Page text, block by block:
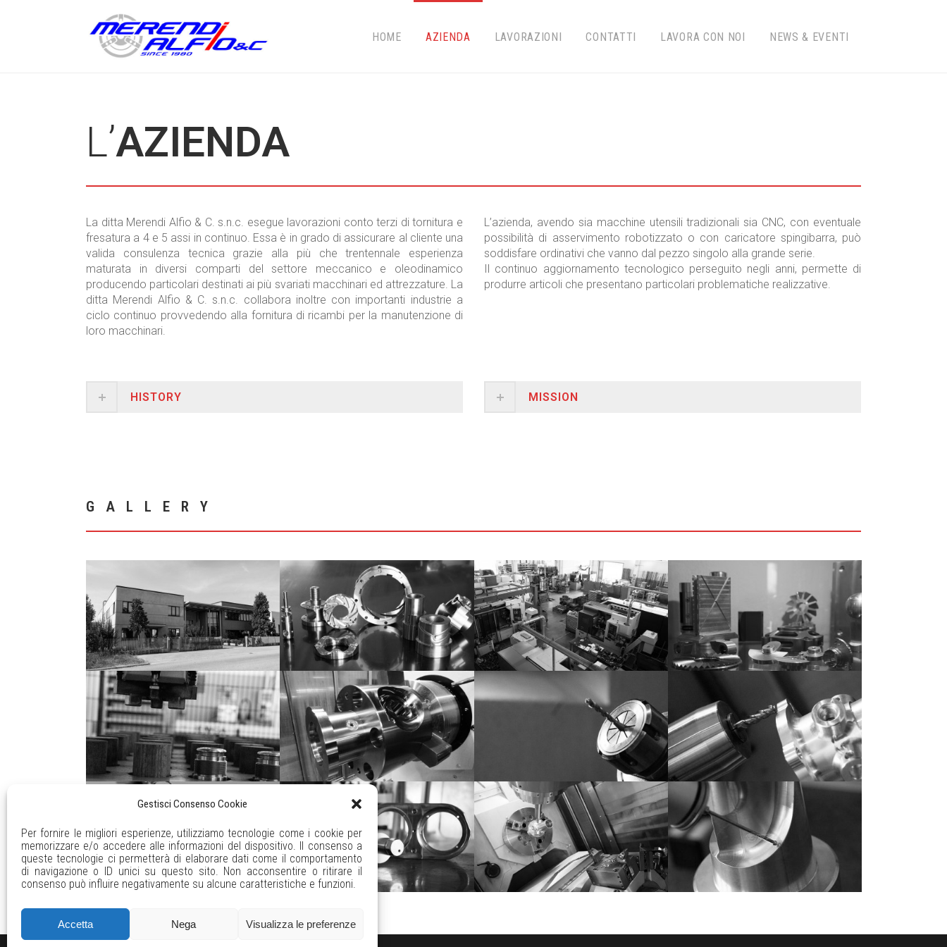
Gestisci Consenso Cookie
Per fornire le migliori esperienze, utilizziamo tecnologie come i cookie per
memorizzare e/o accedere alle informazioni del dispositivo. Il consenso a
queste tecnologie ci permetterà di elaborare dati come il comportamento
di navigazione o ID unici su questo sito. Non acconsentire o ritirare il
consenso può influire negativamente su alcune caratteristiche e funzioni.
Accetta Nega Visualizza le preferenze
HOME AZIENDA LAVORAZIONI CONTATTI LAVORA CON NOI NEWS & EVENTI
L’AZIENDA
La ditta Merendi Alfio & C. s.n.c. esegue lavorazioni conto terzi di tornitura e
fresatura a 4 e 5 assi in continuo. Essa è in grado di assicurare al cliente una
valida consulenza tecnica grazie alla più che trentennale esperienza
maturata in diversi comparti del settore meccanico e oleodinamico
producendo particolari destinati ai più svariati macchinari ed attrezzature. La
ditta Merendi Alfio & C. s.n.c. collabora inoltre con importanti industrie a
ciclo continuo provvedendo alla fornitura di ricambi per la manutenzione di
loro macchinari.
L’azienda, avendo sia macchine utensili tradizionali sia CNC, con eventuale
possibilità di asservimento robotizzato o con caricatore spingibarra, può
soddisfare ordinativi che vanno dal pezzo singolo alla grande serie.
Il continuo aggiornamento tecnologico perseguito negli anni, permette di
produrre articoli che presentano particolari problematiche realizzative.
HISTORY MISSION
GALLERY